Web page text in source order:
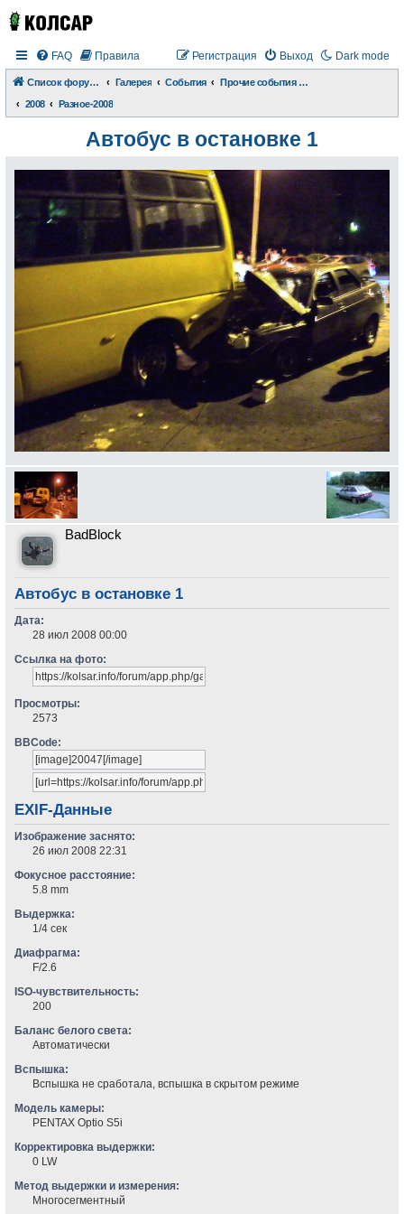
Dark mode
FAQ Правила Выход
Регистрация
Список форумов Галерея События
Прочие события и происшествия
2008
Разное-2008
Автобус в остановке 1
BadBlock
Автобус в остановке 1
Дата:
28 июл 2008 00:00
Ссылка на фото:
Просмотры:
2573
BBCode:
EXIF-Данные
Изображение заснято:
26 июл 2008 22:31
Фокусное расстояние:
5.8 mm
Выдержка:
1/4 сек
Диафрагма:
F/2.6
ISO-чувствительность:
200
Баланс белого света:
Автоматически
Вспышка:
Вспышка не сработала, вспышка в скрытом режиме
Модель камеры:
PENTAX Optio S5i
Корректировка выдержки:
0 LW
Метод выдержки и измерения:
Многосегментный